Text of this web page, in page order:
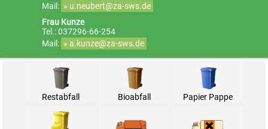
Mail: » u.neubert@za-sws.de
Frau Kunze
Tel.: 037296-66-254
Mail: » a.kunze@za-sws.de
Restabfall Bioabfall Papier Pappe